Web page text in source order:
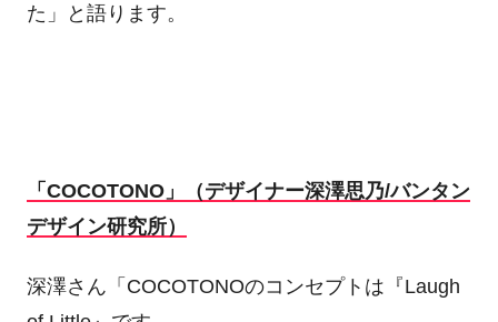
た」と語ります。
「COCOTONO」（デザイナー深澤思乃/バンタン
デザイン研究所）
深澤さん「COCOTONOのコンセプトは『Laugh